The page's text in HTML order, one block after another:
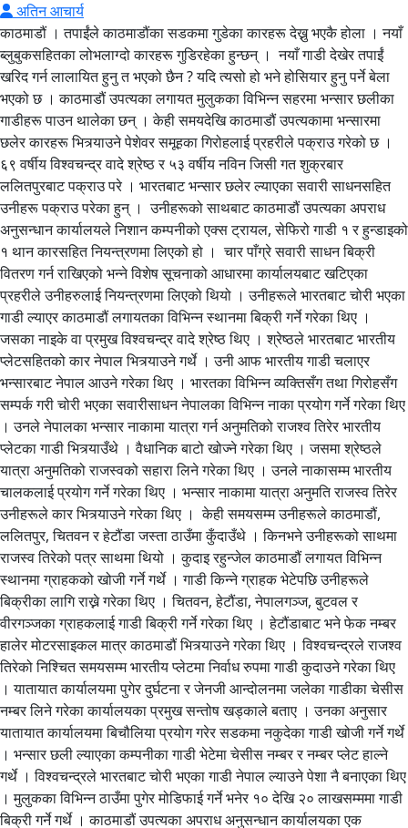
अतिन आचार्य
काठमाडौं । तपाईंले काठमाडौंका सडकमा गुडेका कारहरू देख्नु भएकै होला । नयाँ
ब्लुबुकसहितका लोभलाग्दो कारहरू गुडिरहेका हुन्छन् । नयाँ गाडी देखेर तपाईं
खरिद गर्न लालायित हुनु त भएको छैन ? यदि त्यसो हो भने होसियार हुनु पर्ने बेला
भएको छ । काठमाडौं उपत्यका लगायत मुलुकका विभिन्न सहरमा भन्सार छलीका
गाडीहरू पाउन थालेका छन् । केही समयदेखि काठमाडौं उपत्यकामा भन्सारमा
छलेर कारहरू भित्र्याउने पेशेवर समूहका गिरोहलाई प्रहरीले पक्राउ गरेको छ ।
६९ वर्षीय विश्वचन्द्र वादे श्रेष्ठ र ५३ वर्षीय नविन जिसी गत शुक्रबार
ललितपुरबाट पक्राउ परे । भारतबाट भन्सार छलेर ल्याएका सवारी साधनसहित
उनीहरू पक्राउ परेका हुन् । उनीहरूको साथबाट काठमाडौं उपत्यका अपराध
अनुसन्धान कार्यालयले निशान कम्पनीको एक्स ट्रायल, सेफिरो गाडी १ र हुन्डाइको
१ थान कारसहित नियन्त्रणमा लिएको हो । चार पाँग्रे सवारी साधन बिक्री
वितरण गर्न राखिएको भन्ने विशेष सूचनाको आधारमा कार्यालयबाट खटिएका
प्रहरीले उनीहरुलाई नियन्त्रणमा लिएको थियो । उनीहरूले भारतबाट चोरी भएका
गाडी ल्याएर काठमाडौं लगायतका विभिन्न स्थानमा बिक्री गर्ने गरेका थिए ।
जसका नाइके वा प्रमुख विश्वचन्द्र वादे श्रेष्ठ थिए । श्रेष्ठले भारतबाट भारतीय
प्लेटसहितको कार नेपाल भित्र्याउने गर्थे । उनी आफ भारतीय गाडी चलाएर
भन्सारबाट नेपाल आउने गरेका थिए । भारतका विभिन्न व्यक्तिसँग तथा गिरोहसँग
सम्पर्क गरी चोरी भएका सवारीसाधन नेपालका विभिन्न नाका प्रयोग गर्ने गरेका थिए
। उनले नेपालका भन्सार नाकामा यात्रा गर्न अनुमतिको राजश्व तिरेर भारतीय
प्लेटका गाडी भित्र्याउँथे । वैधानिक बाटो खोज्ने गरेका थिए । जसमा श्रेष्ठले
यात्रा अनुमतिको राजस्वको सहारा लिने गरेका थिए । उनले नाकासम्म भारतीय
चालकलाई प्रयोग गर्ने गरेका थिए । भन्सार नाकामा यात्रा अनुमति राजस्व तिरेर
उनीहरूले कार भित्र्याउने गरेका थिए । केही समयसम्म उनीहरूले काठमाडौं,
ललितपुर, चितवन र हेटौंडा जस्ता ठाउँमा कुँदाउँथे । किनभने उनीहरूको साथमा
राजस्व तिरेको पत्र साथमा थियो । कुदाइ रहुन्जेल काठमाडौं लगायत विभिन्न
स्थानमा ग्राहकको खोजी गर्ने गर्थे । गाडी किन्ने ग्राहक भेटेपछि उनीहरूले
बिक्रीका लागि राख्ने गरेका थिए । चितवन, हेटौंडा, नेपालगञ्ज, बुटवल र
वीरगञ्जका ग्राहकलाई गाडी बिक्री गर्ने गरेका थिए । हेटौंडाबाट भने फेक नम्बर
हालेर मोटरसाइकल मात्र काठमाडौं भित्र्याउने गरेका थिए । विश्वचन्द्रले राजश्व
तिरेको निश्चित समयसम्म भारतीय प्लेटमा निर्वाध रुपमा गाडी कुदाउने गरेका थिए
। यातायात कार्यालयमा पुगेर दुर्घटना र जेनजी आन्दोलनमा जलेका गाडीका चेसीस
नम्बर लिने गरेका कार्यालयका प्रमुख सन्तोष खड्काले बताए । उनका अनुसार
यातायात कार्यालयमा बिचौलिया प्रयोग गरेर सडकमा नकुदेका गाडी खोजी गर्ने गर्थे
। भन्सार छली ल्याएका कम्पनीका गाडी भेटेमा चेसीस नम्बर र नम्बर प्लेट हाल्ने
गर्थे । विश्वचन्द्रले भारतबाट चोरी भएका गाडी नेपाल ल्याउने पेशा नै बनाएका थिए
। मुलुकका विभिन्न ठाउँमा पुगेर मोडिफाई गर्ने भनेर १० देखि २० लाखसम्ममा गाडी
बिक्री गर्ने गर्थे । काठमाडौं उपत्यका अपराध अनुसन्धान कार्यालयका एक